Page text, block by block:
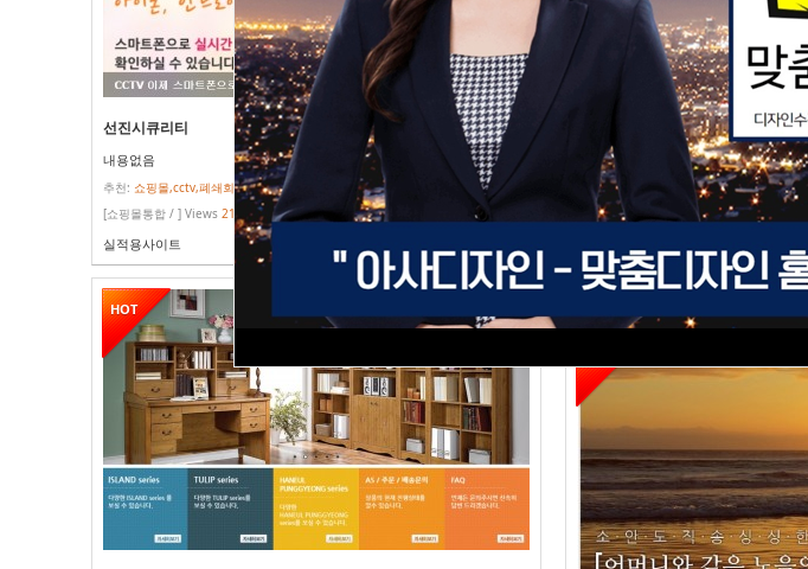
선진시큐리티
내용없음
추천: 쇼핑몰,cctv,폐쇄회로,카메라,감시,모형,스마트폰,시큐리티
[쇼핑몰통합 / ] Views 2123
실적용사이트
다은농원
내용없음
[쇼핑몰통합 / ] Views
2122
실적용사이트
HOT